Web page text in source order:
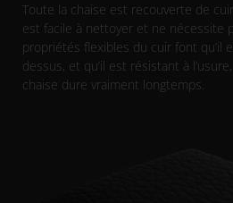
Toute la chaise est recouverte de
est facile à nettoyer et ne nécessite
propriétés flexibles du cuir font qu’il
dessus, et qu’il est résistant à
chaise dure vraiment longtemps.